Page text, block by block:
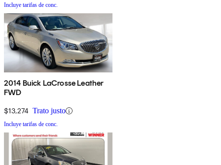
Incluye tarifas de conc.
2014 Buick LaCrosse Leather
FWD
$13,274 Trato justo
Incluye tarifas de conc.